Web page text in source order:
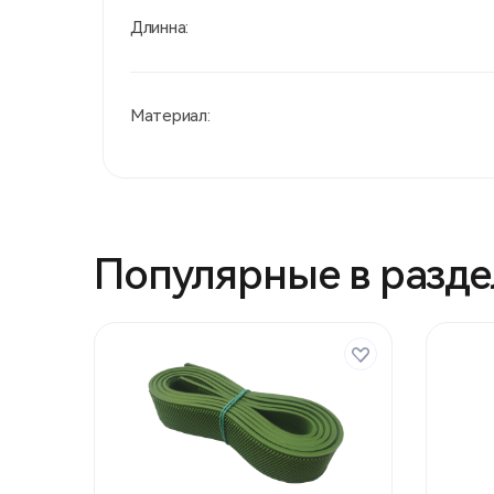
Длинна:
Материал:
Популярные в